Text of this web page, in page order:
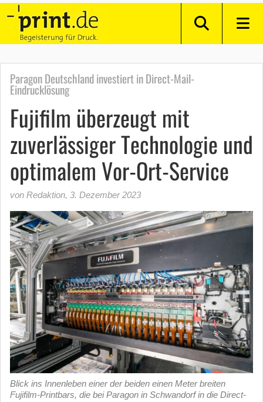
Paragon Deutschland investiert in Direct-Mail-
Eindrucklösung
Fujifilm überzeugt mit
zuverlässiger Technologie und
optimalem Vor-Ort-Service
von Redaktion, 3. Dezember 2023
Blick ins Innenleben einer der beiden einen Meter breiten
Fujifilm-Printbars, die bei Paragon in Schwandorf in die Direct-